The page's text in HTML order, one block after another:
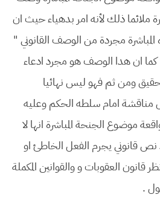
ملائما ذلك لأنه امر بدهياء حيث ان
المباشرة مجردة من الوصف القانوني "
" كما ان هدا الوصف هو مجرد ادعاء
ومن ثم فهو ليس نهائيا
مناقشة امام سلطه الحكم وعليه
موضوع الجنحة المباشرة انها لا
قانوني يجرم الفعل الخاطئ او
قانون العقوبات و والقوانين المكملة
.